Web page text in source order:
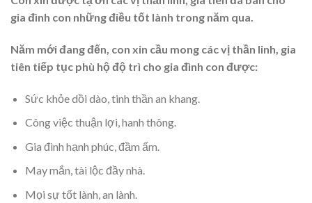
gia đình con những điều tốt lành trong năm qua.
Năm mới đang đến, con xin cầu mong các vị thần linh, gia
tiên tiếp tục phù hộ độ trì cho gia đình con được:
Sức khỏe dồi dào, tinh thần an khang.
Công việc thuận lợi, hanh thông.
Gia đình hạnh phúc, đầm ấm.
May mắn, tài lộc đầy nhà.
Mọi sự tốt lành, an lành.